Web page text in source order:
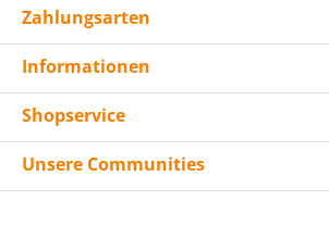
Zahlungsarten
Informationen
Shopservice
Unsere Communities